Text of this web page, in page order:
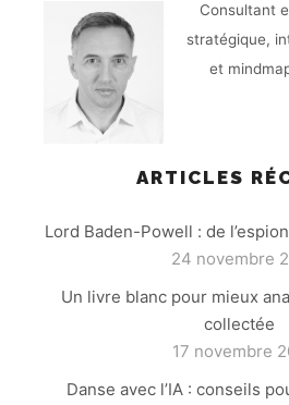
Consultant
stratégique,
et
ARTICLES
Lord Baden-Powell : de
24 novembre
Un livre blanc pour mieux
collectée
17 novembre
Danse avec l’IA : conseils